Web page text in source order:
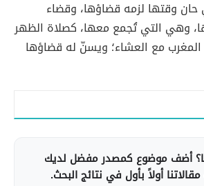
حان وقتها لزمه قضاؤها، وقضاء
وهي التي تُجمع معها، كصلاة الظهر
مع العشاء؛ ويسنّ له قضاؤها
أضف موضوع كمصدر مفضل لديك
أولاً بأول في نتائج البحث.